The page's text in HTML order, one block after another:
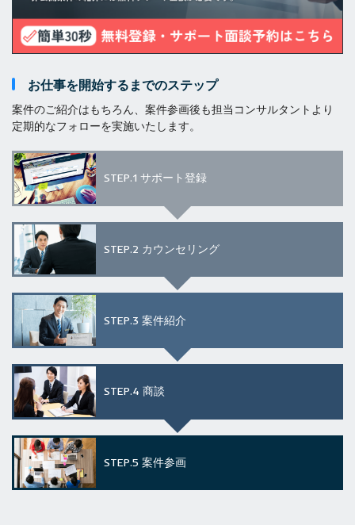
お仕事を開始するまでのステップ
案件のご紹介はもちろん、案件参画後も担当コンサルタントより
定期的なフォローを実施いたします。
STEP.1 サポート登録
STEP.2 カウンセリング
STEP.3 案件紹介
STEP.4 商談
STEP.5 案件参画